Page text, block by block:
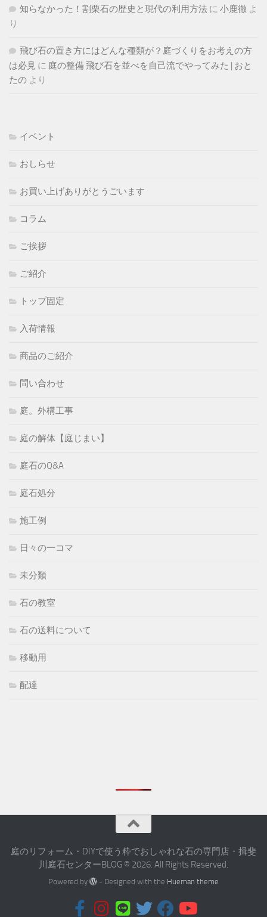
知らなかった！割栗石の歴史と現代の利用方法 に 小鹿徹 よ
り
飛び石の置き方にはどんな種類が？庭づくりをお考えの方
は必見 に 庭の整備 飛び石を並べを自己流でやってみた | おと
たの より
イベント
おしらせ
お買い上げありがとうごいます
コラム
ご挨拶
ご紹介
トップ固定
入荷情報
商品のご紹介
問い合わせ
庭。外構工事
庭の解体【庭じまい】
庭石のQ&A
庭石処分
施工例
日々の一コマ
未分類
石の教室
石の送料について
移動用
配達
庭のリフォーム・DIYで使う粋でおしゃれな石の専門店・揖斐
川庭石センターBLOG © 2026. All Rights Reserved.
Powered by - Designed with the Hueman theme